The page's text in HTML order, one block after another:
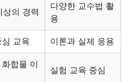
상의 경력
다양한 교수법 활
용
교육 이론과 실제 응용
합물 이
실험 교육 중심